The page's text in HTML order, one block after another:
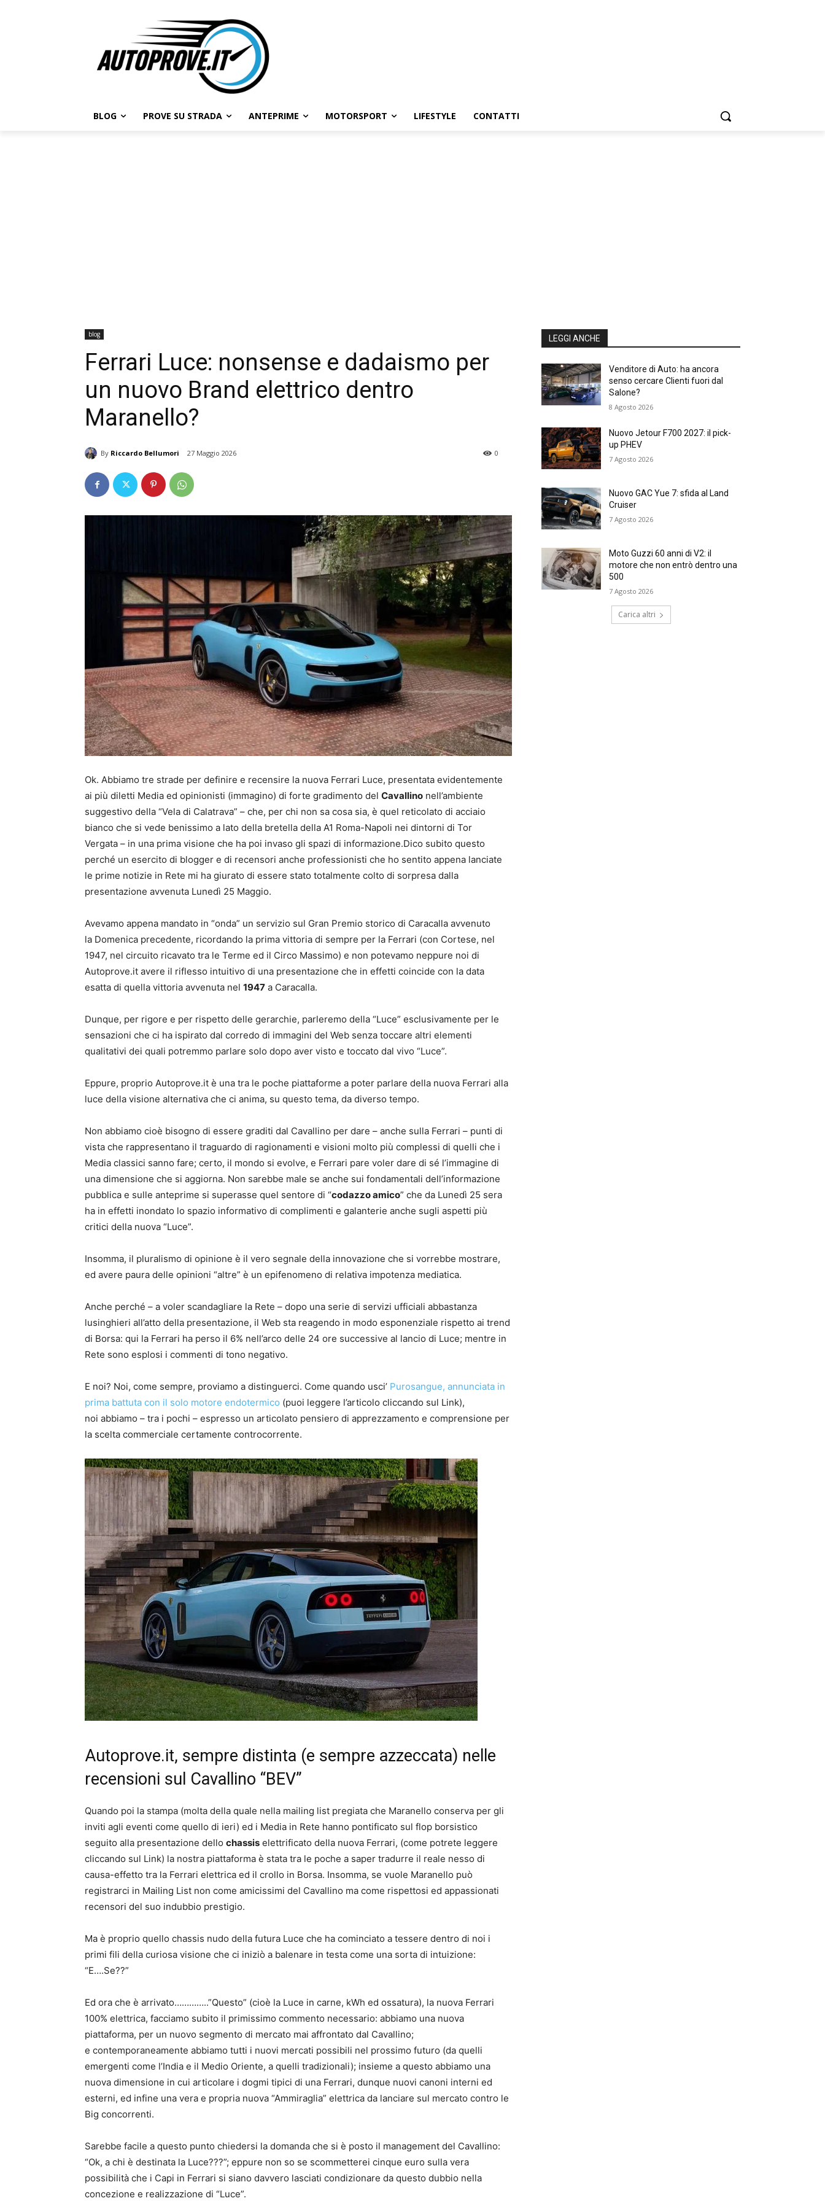
BLOG PROVE SU STRADA ANTEPRIME MOTORSPORT LIFESTYLE CONTATTI
blog
Ferrari Luce: nonsense e dadaismo per
un nuovo Brand elettrico dentro
Maranello?
By Riccardo Bellumori 27 Maggio 2026 0
Ok. Abbiamo tre strade per definire e recensire la nuova Ferrari Luce, presentata evidentemente
ai più diletti Media ed opinionisti (immagino) di forte gradimento del Cavallino nell’ambiente
suggestivo della “Vela di Calatrava” – che, per chi non sa cosa sia, è quel reticolato di acciaio
bianco che si vede benissimo a lato della bretella della A1 Roma-Napoli nei dintorni di Tor
Vergata – in una prima visione che ha poi invaso gli spazi di informazione.Dico subito questo
perché un esercito di blogger e di recensori anche professionisti che ho sentito appena lanciate
le prime notizie in Rete mi ha giurato di essere stato totalmente colto di sorpresa dalla
presentazione avvenuta Lunedì 25 Maggio.
Avevamo appena mandato in “onda” un servizio sul Gran Premio storico di Caracalla avvenuto
la Domenica precedente, ricordando la prima vittoria di sempre per la Ferrari (con Cortese, nel
1947, nel circuito ricavato tra le Terme ed il Circo Massimo) e non potevamo neppure noi di
Autoprove.it avere il riflesso intuitivo di una presentazione che in effetti coincide con la data
esatta di quella vittoria avvenuta nel 1947 a Caracalla.
Dunque, per rigore e per rispetto delle gerarchie, parleremo della “Luce” esclusivamente per le
sensazioni che ci ha ispirato dal corredo di immagini del Web senza toccare altri elementi
qualitativi dei quali potremmo parlare solo dopo aver visto e toccato dal vivo “Luce”.
Eppure, proprio Autoprove.it è una tra le poche piattaforme a poter parlare della nuova Ferrari alla
luce della visione alternativa che ci anima, su questo tema, da diverso tempo.
Non abbiamo cioè bisogno di essere graditi dal Cavallino per dare – anche sulla Ferrari – punti di
vista che rappresentano il traguardo di ragionamenti e visioni molto più complessi di quelli che i
Media classici sanno fare; certo, il mondo si evolve, e Ferrari pare voler dare di sé l’immagine di
una dimensione che si aggiorna. Non sarebbe male se anche sui fondamentali dell’informazione
pubblica e sulle anteprime si superasse quel sentore di “codazzo amico” che da Lunedì 25 sera
ha in effetti inondato lo spazio informativo di complimenti e galanterie anche sugli aspetti più
critici della nuova “Luce”.
Insomma, il pluralismo di opinione è il vero segnale della innovazione che si vorrebbe mostrare,
ed avere paura delle opinioni “altre” è un epifenomeno di relativa impotenza mediatica.
Anche perché – a voler scandagliare la Rete – dopo una serie di servizi ufficiali abbastanza
lusinghieri all’atto della presentazione, il Web sta reagendo in modo esponenziale rispetto ai trend
di Borsa: qui la Ferrari ha perso il 6% nell’arco delle 24 ore successive al lancio di Luce; mentre in
Rete sono esplosi i commenti di tono negativo.
E noi? Noi, come sempre, proviamo a distinguerci. Come quando usci’ Purosangue, annunciata in
prima battuta con il solo motore endotermico (puoi leggere l’articolo cliccando sul Link),
noi abbiamo – tra i pochi – espresso un articolato pensiero di apprezzamento e comprensione per
la scelta commerciale certamente controcorrente.
Autoprove.it, sempre distinta (e sempre azzeccata) nelle
recensioni sul Cavallino “BEV”
Quando poi la stampa (molta della quale nella mailing list pregiata che Maranello conserva per gli
inviti agli eventi come quello di ieri) ed i Media in Rete hanno pontificato sul flop borsistico
seguito alla presentazione dello chassis elettrificato della nuova Ferrari, (come potrete leggere
cliccando sul Link) la nostra piattaforma è stata tra le poche a saper tradurre il reale nesso di
causa-effetto tra la Ferrari elettrica ed il crollo in Borsa. Insomma, se vuole Maranello può
registrarci in Mailing List non come amicissimi del Cavallino ma come rispettosi ed appassionati
recensori del suo indubbio prestigio.
Ma è proprio quello chassis nudo della futura Luce che ha cominciato a tessere dentro di noi i
primi fili della curiosa visione che ci iniziò a balenare in testa come una sorta di intuizione:
“E….Se??”
Ed ora che è arrivato…………..”Questo” (cioè la Luce in carne, kWh ed ossatura), la nuova Ferrari
100% elettrica, facciamo subito il primissimo commento necessario: abbiamo una nuova
piattaforma, per un nuovo segmento di mercato mai affrontato dal Cavallino;
e contemporaneamente abbiamo tutti i nuovi mercati possibili nel prossimo futuro (da quelli
emergenti come l’India e il Medio Oriente, a quelli tradizionali); insieme a questo abbiamo una
nuova dimensione in cui articolare i dogmi tipici di una Ferrari, dunque nuovi canoni interni ed
esterni, ed infine una vera e propria nuova “Ammiraglia” elettrica da lanciare sul mercato contro le
Big concorrenti.
Sarebbe facile a questo punto chiedersi la domanda che si è posto il management del Cavallino:
“Ok, a chi è destinata la Luce???”; eppure non so se scommetterei cinque euro sulla vera
possibilità che i Capi in Ferrari si siano davvero lasciati condizionare da questo dubbio nella
concezione e realizzazione di “Luce”.
LEGGI ANCHE
Venditore di Auto: ha ancora
senso cercare Clienti fuori dal
Salone?
8 Agosto 2026
Nuovo Jetour F700 2027: il pick-
up PHEV
7 Agosto 2026
Nuovo GAC Yue 7: sfida al Land
Cruiser
7 Agosto 2026
Moto Guzzi 60 anni di V2: il
motore che non entrò dentro una
500
7 Agosto 2026
Carica altri